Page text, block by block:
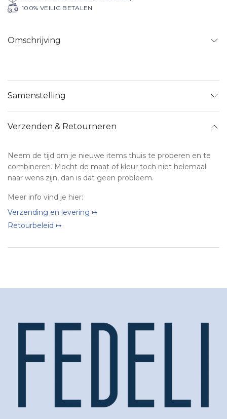
100% VEILIG BETALEN
Omschrijving
Samenstelling
Verzenden & Retourneren
Neem de tijd om je nieuwe items thuis te proberen en te
combineren. Mocht de maat of kleur toch niet helemaal
naar wens zijn, dan is dat geen probleem.
Meer info vind je hier:
Verzending en levering ↦
Retourbeleid ↦